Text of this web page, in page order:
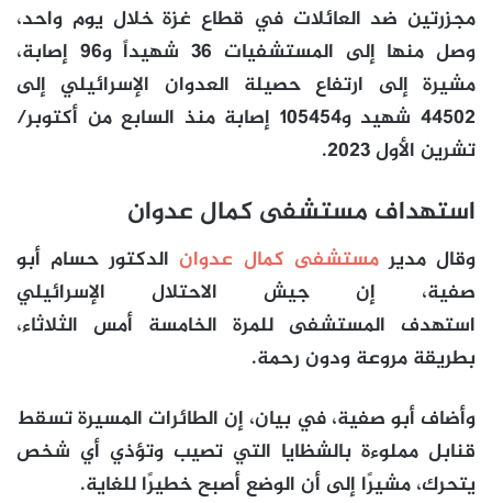
مجزرتين ضد العائلات في قطاع غزة خلال يوم واحد،
وصل منها إلى المستشفيات 36 شهيداً و96 إصابة،
مشيرة إلى ارتفاع حصيلة العدوان الإسرائيلي إلى
44502 شهيد و105454 إصابة منذ السابع من أكتوبر/
تشرين الأول 2023.
استهداف مستشفى كمال عدوان
وقال مديرمستشفى كمال عدوانالدكتور حسام أبو
صفية، إن جيش الاحتلال الإسرائيلي
استهدف المستشفى للمرة الخامسة أمس الثلاثاء،
بطريقة مروعة ودون رحمة.
وأضاف أبو صفية، في بيان، إن الطائرات المسيرة تسقط
قنابل مملوءة بالشظايا التي تصيب وتؤذي أي شخص
يتحرك، مشيرًا إلى أن الوضع أصبح خطيرًا للغاية.